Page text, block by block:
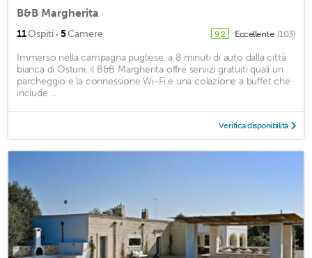
B&B Margherita
11Ospiti · 5Camere 9,2 Eccellente (103)
Immerso nella campagna pugliese, a 8 minuti di auto dalla città
bianca di Ostuni, il B&B Margherita offre servizi gratuiti quali un
parcheggio e la connessione Wi-Fi e una colazione a buffet che
include ...
Verifica disponibilità